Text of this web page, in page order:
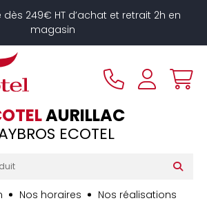
dès 249€ HT d’achat et retrait 2h en
magasin
AURILLAC
ECOTEL
Nos horaires Nos réalisations
des cookies